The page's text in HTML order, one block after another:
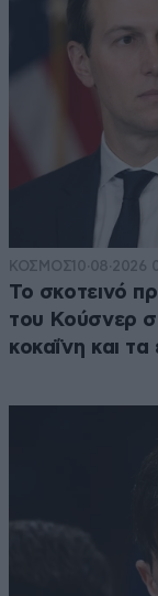
ΚΟΣΜΟΣ10·08·2026
Το σκοτεινό
του Κούσνερ
κοκαΐνη και τα